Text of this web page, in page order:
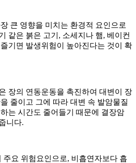
큰 영향을 미치는 환경적 요인으로
같은 붉은 고기, 소세지나 햄, 베이컨
기면 발생위험이 높아진다는 것이 확
장의 연동운동을 촉진하여 대변이 장
줄이고 그에 따라 대변 속 발암물질
는 시간도 줄어들기 때문에 결장암
니다.
주요 위험요인으로, 비흡연자보다 흡